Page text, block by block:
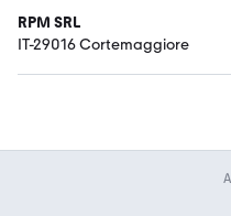
RPM SRL
IT-29016 Cortemaggiore